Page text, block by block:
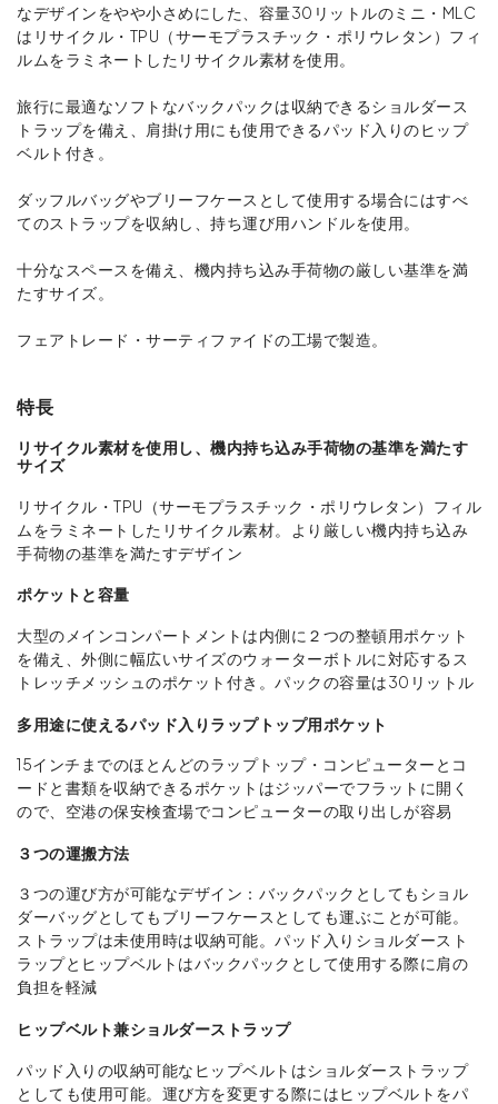
なデザインをやや小さめにした、容量30リットルのミニ・MLC
はリサイクル・TPU（サーモプラスチック・ポリウレタン）フィ
ルムをラミネートしたリサイクル素材を使用。
旅行に最適なソフトなバックパックは収納できるショルダース
トラップを備え、肩掛け用にも使用できるパッド入りのヒップ
ベルト付き。
ダッフルバッグやブリーフケースとして使用する場合にはすべ
てのストラップを収納し、持ち運び用ハンドルを使用。
十分なスペースを備え、機内持ち込み手荷物の厳しい基準を満
たすサイズ。
フェアトレード・サーティファイドの工場で製造。
特長
リサイクル素材を使用し、機内持ち込み手荷物の基準を満たす
サイズ
リサイクル・TPU（サーモプラスチック・ポリウレタン）フィル
ムをラミネートしたリサイクル素材。より厳しい機内持ち込み
手荷物の基準を満たすデザイン
ポケットと容量
大型のメインコンパートメントは内側に２つの整頓用ポケット
を備え、外側に幅広いサイズのウォーターボトルに対応するス
トレッチメッシュのポケット付き。パックの容量は30リットル
多用途に使えるパッド入りラップトップ用ポケット
15インチまでのほとんどのラップトップ・コンピューターとコ
ードと書類を収納できるポケットはジッパーでフラットに開く
ので、空港の保安検査場でコンピューターの取り出しが容易
３つの運搬方法
３つの運び方が可能なデザイン：バックパックとしてもショル
ダーバッグとしてもブリーフケースとしても運ぶことが可能。
ストラップは未使用時は収納可能。パッド入りショルダースト
ラップとヒップベルトはバックパックとして使用する際に肩の
負担を軽減
ヒップベルト兼ショルダーストラップ
パッド入りの収納可能なヒップベルトはショルダーストラップ
としても使用可能。運び方を変更する際にはヒップベルトをパ